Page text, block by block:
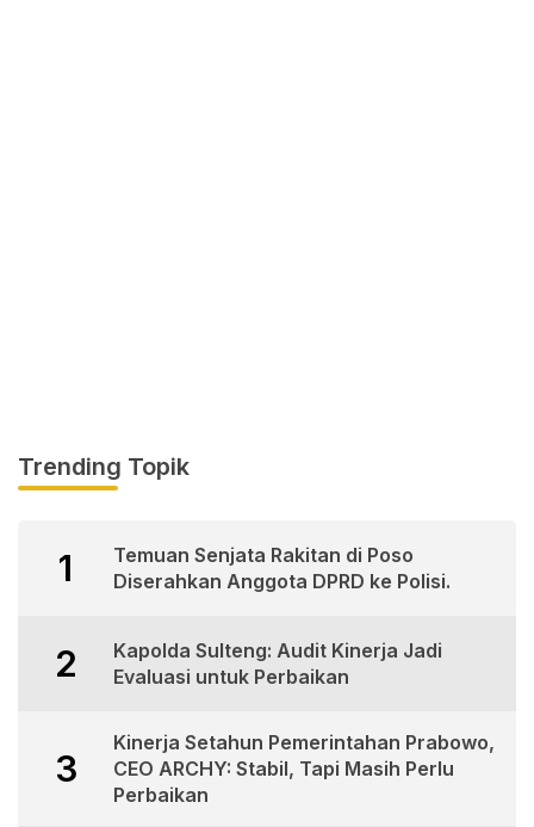
Trending Topik
1
Temuan Senjata Rakitan di Poso
Diserahkan Anggota DPRD ke Polisi.
2
Kapolda Sulteng: Audit Kinerja Jadi
Evaluasi untuk Perbaikan
3
Kinerja Setahun Pemerintahan Prabowo,
CEO ARCHY: Stabil, Tapi Masih Perlu
Perbaikan